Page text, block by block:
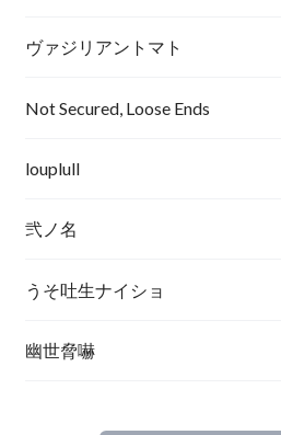
ヴァジリアントマト
Not Secured, Loose Ends
louplull
弐ノ名
うそ吐生ナイショ
幽世脅嚇